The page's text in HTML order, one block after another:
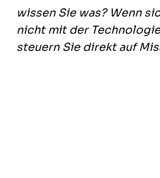
wissen Sie was? Wenn
nicht mit der
steuern Sie direkt auf